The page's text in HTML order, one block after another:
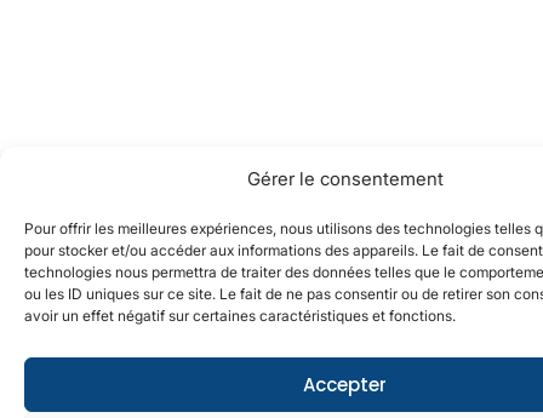
Gérer le consentement
Pour offrir les meilleures expériences, nous utilisons des technologies telles
pour stocker et/ou accéder aux informations des appareils. Le fait de
technologies nous permettra de traiter des données telles que le
ou les ID uniques sur ce site. Le fait de ne pas consentir ou de retirer son
avoir un effet négatif sur certaines caractéristiques et fonctions.
Accepter